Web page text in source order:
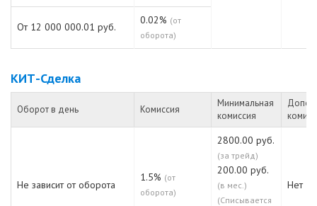
От 12 000 000.01 руб.
0.02% (от
оборота)
КИТ-Сделка
Оборот в день Комиссия
Минимальная
комиссия
Не зависит от оборота
1.5% (от
оборота)
2800.00 руб.
(за трейд)
200.00 руб.
(в мес.)
(Списывается
Нет